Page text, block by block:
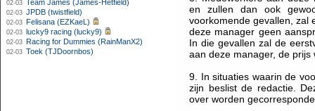
02-03 Team James (James-Hetfield)
02-03 JPDB (twistfield)
02-03 Felisana (EZKaeL)
02-03 lucky9 racing (lucky9)
02-03 Racing for Dummies (RainManX2)
02-03 Toek (TJDoornbos)
en zullen dan ook
voorkomende gevallen, zal
deze manager geen
In die gevallen zal de
aan deze manager, de prijs
9. In situaties waarin de
zijn beslist de redactie.
over worden